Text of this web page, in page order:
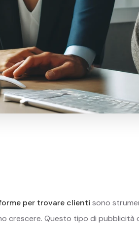
per trovare clienti sono
crescere. Questo tipo di pubblicità